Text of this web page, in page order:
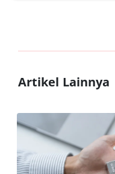
Artikel Lainnya